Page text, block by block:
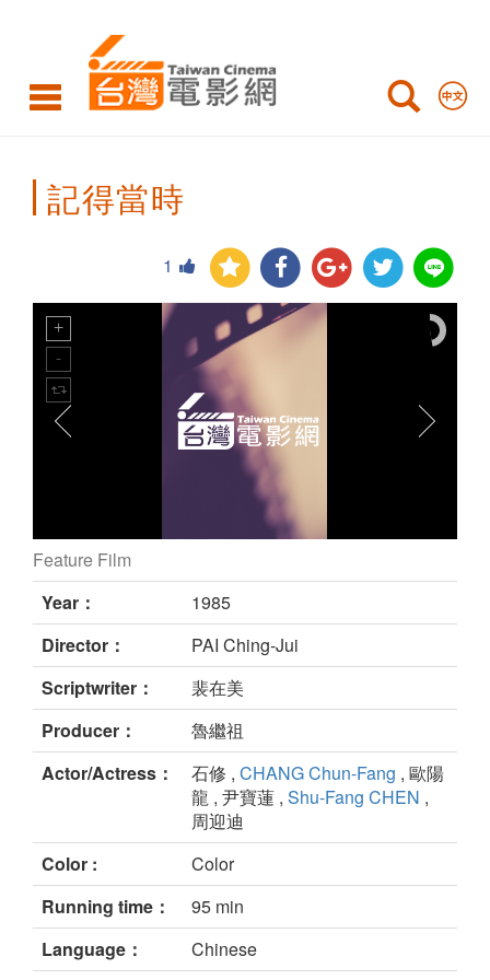
Taiwan
Cinema
記得當時
1
still
Feature Film
Year：
1985
Director：
PAI Ching-Jui
Scriptwriter：
裴在美
Producer：
魯繼祖
Actor/Actress：
石修 , CHANG Chun-Fang , 歐陽
龍 , 尹寶蓮 , Shu-Fang CHEN ,
周迎迪
Color :
Color
Running time：
95 min
Language：
Chinese